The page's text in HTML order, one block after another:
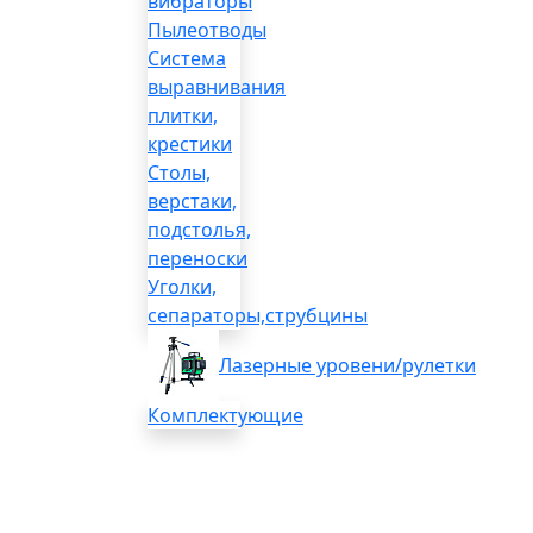
Пылеотводы
Система
выравнивания
плитки,
крестики
Столы,
верстаки,
подстолья,
переноски
Уголки,
сепараторы,струбцины
Лазерные уровени/рулетки
Комплектующие